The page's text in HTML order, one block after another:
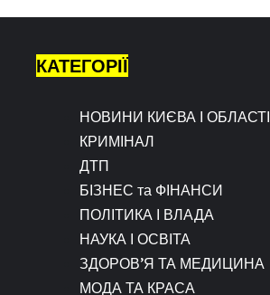
КАТЕГОРІЇ
НОВИНИ КИЄВА І ОБЛАСТІ
КРИМІНАЛ
ДТП
БІЗНЕС та ФІНАНСИ
ПОЛІТИКА І ВЛАДА
НАУКА І ОСВІТА
ЗДОРОВ’Я ТА МЕДИЦИНА
МОДА ТА КРАСА